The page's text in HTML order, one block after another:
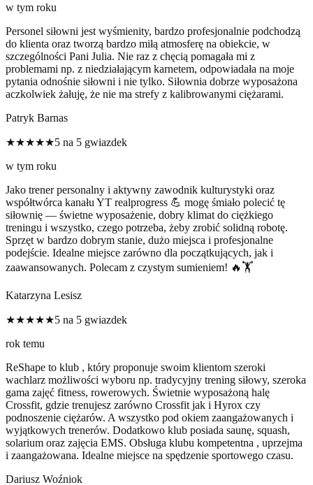
w tym roku
Personel siłowni jest wyśmienity, bardzo profesjonalnie podchodzą
do klienta oraz tworzą bardzo miłą atmosferę na obiekcie, w
szczególności Pani Julia. Nie raz z chęcią pomagała mi z
problemami np. z niedziałającym karnetem, odpowiadała na moje
pytania odnośnie siłowni i nie tylko. Siłownia dobrze wyposażona
aczkolwiek żałuję, że nie ma strefy z kalibrowanymi ciężarami.
Patryk Barnas
★★★★★5 na 5 gwiazdek
w tym roku
Jako trener personalny i aktywny zawodnik kulturystyki oraz
współtwórca kanału YT realprogress 💪 mogę śmiało polecić tę
siłownię — świetne wyposażenie, dobry klimat do ciężkiego
treningu i wszystko, czego potrzeba, żeby zrobić solidną robotę.
Sprzęt w bardzo dobrym stanie, dużo miejsca i profesjonalne
podejście. Idealne miejsce zarówno dla początkujących, jak i
zaawansowanych. Polecam z czystym sumieniem! 🔥🏋️
Katarzyna Lesisz
★★★★★5 na 5 gwiazdek
rok temu
ReShape to klub , który proponuje swoim klientom szeroki
wachlarz możliwości wyboru np. tradycyjny trening siłowy, szeroka
gama zajęć fitness, rowerowych. Świetnie wyposażoną halę
Crossfit, gdzie trenujesz zarówno Crossfit jak i Hyrox czy
podnoszenie ciężarów. A wszystko pod okiem zaangażowanych i
wyjątkowych trenerów. Dodatkowo klub posiada saunę, squash,
solarium oraz zajęcia EMS. Obsługa klubu kompetentna , uprzejma
i zaangażowana. Idealne miejsce na spędzenie sportowego czasu.
Dariusz Woźniok